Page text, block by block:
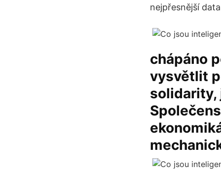
nejpřesnější
chápáno
vysvětlit
solidarity,